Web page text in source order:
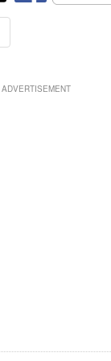
ADVERTISEMENT